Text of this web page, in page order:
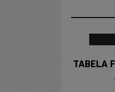
100%
TABELA FIPE NO SEU